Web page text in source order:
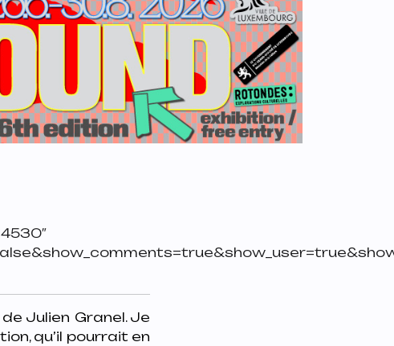
Julien Granel. Je
qu’il pourrait en